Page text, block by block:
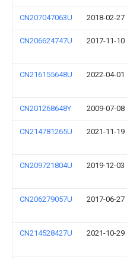
CN207047063U 2018-02-27
CN206624747U 2017-11-10
CN216155648U 2022-04-01
CN201268648Y 2009-07-08
CN214781265U 2021-11-19
CN209721804U 2019-12-03
CN206279057U 2017-06-27
CN214528427U 2021-10-29